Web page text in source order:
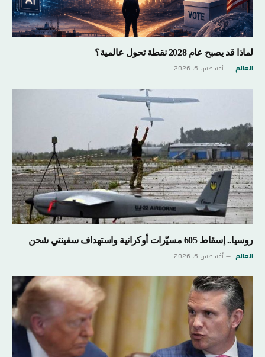
لماذا قد يصبح عام 2028 نقطة تحول عالمية؟
العالم أغسطس 6, 2026
روسيا.. إسقاط 605 مسيّرات أوكرانية واستهداف سفينتي شحن
العالم أغسطس 6, 2026